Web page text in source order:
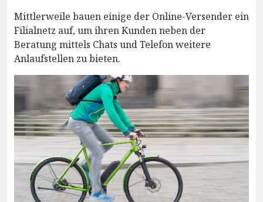
Mittlerweile bauen einige der Online-Versender ein
Filialnetz auf, um ihren Kunden neben der
Beratung mittels Chats und Telefon weitere
Anlaufstellen zu bieten.